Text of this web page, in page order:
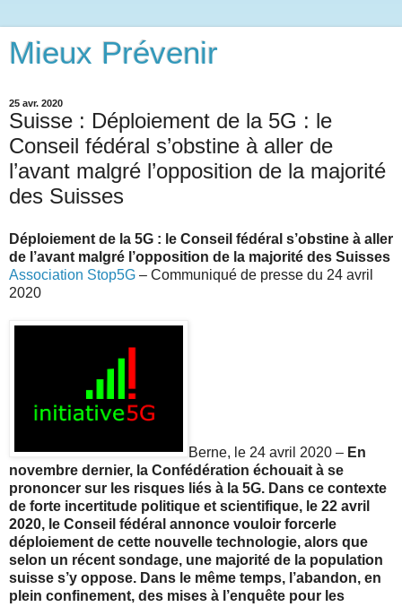
Mieux Prévenir
25 avr. 2020
Suisse : Déploiement de la 5G : le
Conseil fédéral s’obstine à aller de
l’avant malgré l’opposition de la majorité
des Suisses
Déploiement de la 5G : le Conseil fédéral s’obstine à aller
de l’avant malgré l’opposition de la majorité des Suisses
Association Stop5G – Communiqué de presse du 24 avril
2020
Berne, le 24 avril 2020 – En
novembre dernier, la Confédération échouait à se
prononcer sur les risques liés à la 5G. Dans ce contexte
de forte incertitude politique et scientifique, le 22 avril
2020, le Conseil fédéral annonce vouloir forcerle
déploiement de cette nouvelle technologie, alors que
selon un récent sondage, une majorité de la population
suisse s’y oppose. Dans le même temps, l’abandon, en
plein confinement, des mises à l’enquête pour les